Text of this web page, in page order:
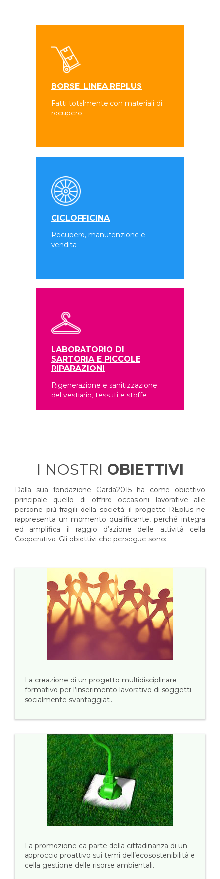
BORSE_LINEA REPLUS
Fatti totalmente con materiali di
recupero
CICLOFFICINA
Recupero, manutenzione e
vendita
LABORATORIO DI
SARTORIA E PICCOLE
RIPARAZIONI
Rigenerazione e sanitizzazione
del vestiario, tessuti e stoffe
I NOSTRI OBIETTIVI
Dalla sua fondazione Garda2015 ha come obiettivo
principale quello di offrire occasioni lavorative alle
persone più fragili della società: il progetto REplus ne
rappresenta un momento qualificante, perché integra
ed amplifica il raggio d’azione delle attività della
Cooperativa. Gli obiettivi che persegue sono:
La creazione di un progetto multidisciplinare
formativo per l’inserimento lavorativo di soggetti
socialmente svantaggiati.
La promozione da parte della cittadinanza di un
approccio proattivo sui temi dell’ecosostenibilità e
della gestione delle risorse ambientali.